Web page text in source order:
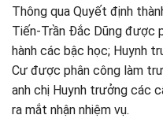
Thông qua Quyết định
Tiến-Trần Đắc Dũng được
hành các bậc học; Huynh
Cư được phân công làm
anh chị Huynh trưởng các
ra mắt nhận nhiệm vụ.